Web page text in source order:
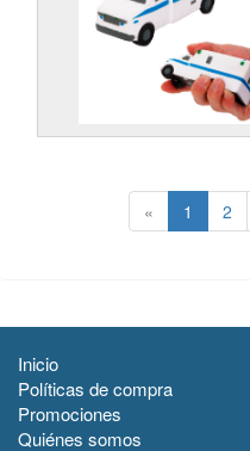
« 1 2
Inicio
Políticas de compra
Promociones
Quiénes somos